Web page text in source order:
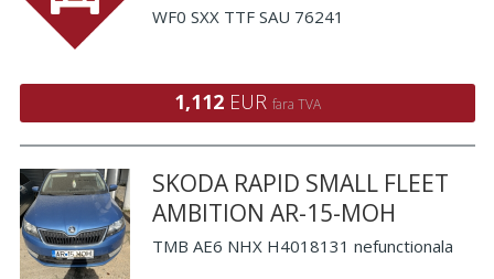
WF0 SXX TTF SAU 76241
1,112 EUR fara TVA
SKODA RAPID SMALL FLEET
AMBITION AR-15-MOH
TMB AE6 NHX H4018131 nefunctionala